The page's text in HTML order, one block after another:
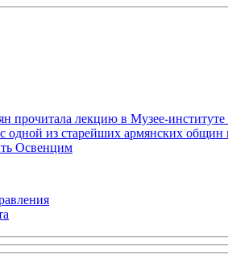
прочитала лекцию в Музее-институте
одной из старейших армянских общин
Освенцим